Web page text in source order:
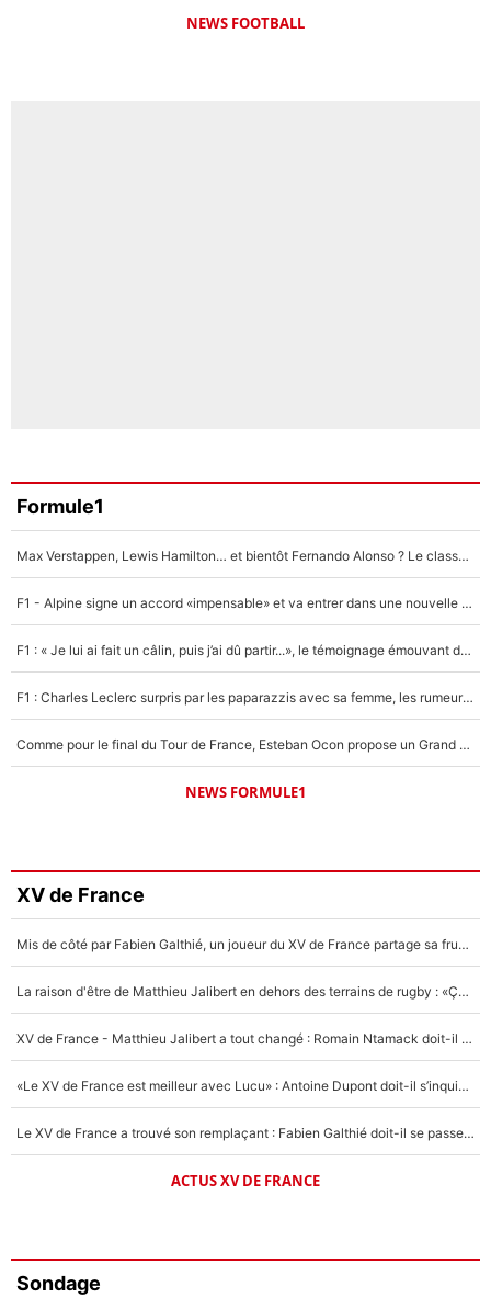
NEWS FOOTBALL
Formule1
Max Verstappen, Lewis Hamilton… et bientôt Fernando Alonso ? Le classement des pilotes les mieux payés en Formule 1 risque de changer !
F1 - Alpine signe un accord «impensable» et va entrer dans une nouvelle dimension : Grande nouvelle pour Pierre Gasly !
F1 : « Je lui ai fait un câlin, puis j’ai dû partir...», le témoignage émouvant de Max Verstappen sur sa fille
F1 : Charles Leclerc surpris par les paparazzis avec sa femme, les rumeurs étaient vraies !
Comme pour le final du Tour de France, Esteban Ocon propose un Grand Prix de Formule 1 à Paris : «Autour de l’Arc de Triomphe, ce serait génial» !
NEWS FORMULE1
XV de France
Mis de côté par Fabien Galthié, un joueur du XV de France partage sa frustration : «ils ne me l’ont pas dit tout de suite»
La raison d'être de Matthieu Jalibert en dehors des terrains de rugby : «Ça m'atteint autant que si tu touches à un membre de ma famille»
XV de France - Matthieu Jalibert a tout changé : Romain Ntamack doit-il s’inquiéter pour sa place à un an de la Coupe du monde ?
«Le XV de France est meilleur avec Lucu» : Antoine Dupont doit-il s’inquiéter pour sa place ?
Le XV de France a trouvé son remplaçant : Fabien Galthié doit-il se passer d'Antoine Dupont ?
ACTUS XV DE FRANCE
Sondage